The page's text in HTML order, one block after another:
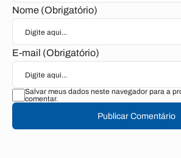
Nome (Obrigatório)
E-mail (Obrigatório)
Salvar meus dados neste navegador para a
comentar.
Publicar Comentário